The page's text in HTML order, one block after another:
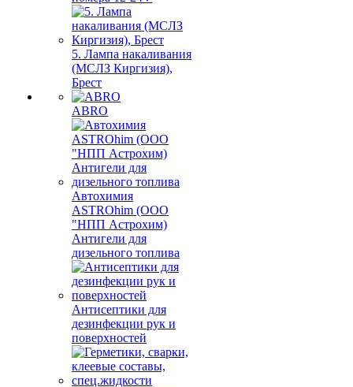
5. Лампа накаливания
(МСЛЗ Киргизия),
Брест
ABRO
Автохимия
ASTROhim (ООО
"НПП Астрохим)
Антигели для
дизельного топлива
Антисептики для
дезинфекции рук и
поверхностей